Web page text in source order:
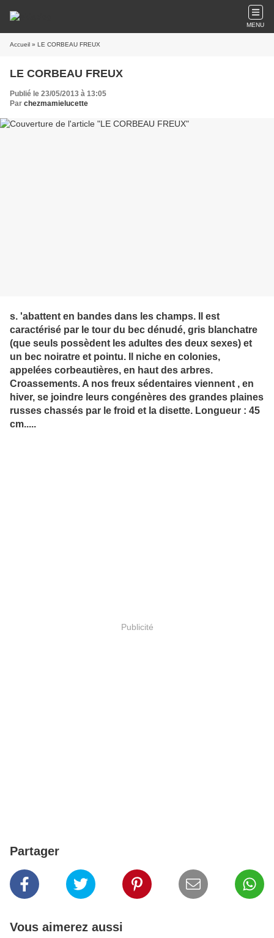
MENU
Accueil » LE CORBEAU FREUX
LE CORBEAU FREUX
Publié le 23/05/2013 à 13:05
Par chezmamielucette
s. 'abattent en bandes dans les champs. Il est
caractérisé par le tour du bec dénudé, gris blanchatre
(que seuls possèdent les adultes des deux sexes) et
un bec noiratre et pointu. Il niche en colonies,
appelées corbeautières, en haut des arbres.
Croassements. A nos freux sédentaires viennent , en
hiver, se joindre leurs congénères des grandes plaines
russes chassés par le froid et la disette. Longueur : 45
cm.....
Publicité
Partager
Vous aimerez aussi